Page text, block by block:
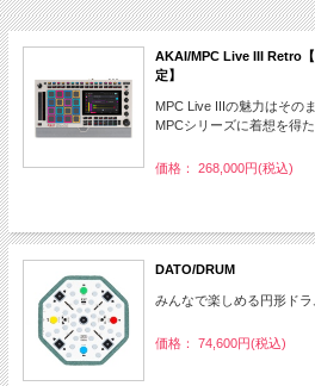
AKAI/MPC Live III Retro
定】
MPC Live IIIの魅力はその
MPCシリーズに着想を得
価格： 268,000円(税込)
DATO/DRUM
みんなで楽しめる円形ドラ
価格： 74,600円(税込)